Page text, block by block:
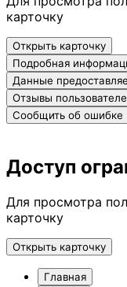
карточку
Открыть карточку
Подробная
Данные
Отзывы
Сообщить об ошибке
Доступ
Для просмотра
карточку
Открыть карточку
Главная